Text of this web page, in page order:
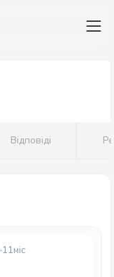
Відповіді
11міс